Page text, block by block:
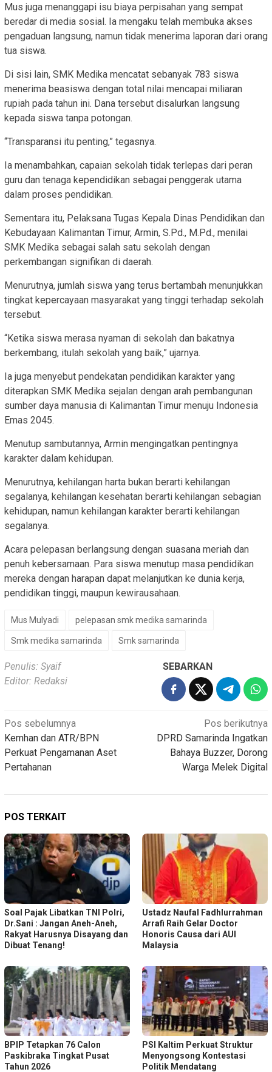
Mus juga menanggapi isu biaya perpisahan yang sempat
beredar di media sosial. Ia mengaku telah membuka akses
pengaduan langsung, namun tidak menerima laporan dari orang
tua siswa.
Di sisi lain, SMK Medika mencatat sebanyak 783 siswa
menerima beasiswa dengan total nilai mencapai miliaran
rupiah pada tahun ini. Dana tersebut disalurkan langsung
kepada siswa tanpa potongan.
“Transparansi itu penting,” tegasnya.
Ia menambahkan, capaian sekolah tidak terlepas dari peran
guru dan tenaga kependidikan sebagai penggerak utama
dalam proses pendidikan.
Sementara itu, Pelaksana Tugas Kepala Dinas Pendidikan dan
Kebudayaan Kalimantan Timur, Armin, S.Pd., M.Pd., menilai
SMK Medika sebagai salah satu sekolah dengan
perkembangan signifikan di daerah.
Menurutnya, jumlah siswa yang terus bertambah menunjukkan
tingkat kepercayaan masyarakat yang tinggi terhadap sekolah
tersebut.
“Ketika siswa merasa nyaman di sekolah dan bakatnya
berkembang, itulah sekolah yang baik,” ujarnya.
Ia juga menyebut pendekatan pendidikan karakter yang
diterapkan SMK Medika sejalan dengan arah pembangunan
sumber daya manusia di Kalimantan Timur menuju Indonesia
Emas 2045.
Menutup sambutannya, Armin mengingatkan pentingnya
karakter dalam kehidupan.
Menurutnya, kehilangan harta bukan berarti kehilangan
segalanya, kehilangan kesehatan berarti kehilangan sebagian
kehidupan, namun kehilangan karakter berarti kehilangan
segalanya.
Acara pelepasan berlangsung dengan suasana meriah dan
penuh kebersamaan. Para siswa menutup masa pendidikan
mereka dengan harapan dapat melanjutkan ke dunia kerja,
pendidikan tinggi, maupun kewirausahaan.
Mus Mulyadi pelepasan smk medika samarinda
Smk medika samarinda Smk samarinda
Penulis: Syaif
Editor: Redaksi
SEBARKAN
Navigasi
pos
Pos sebelumnya
Kemhan dan ATR/BPN
Perkuat Pengamanan Aset
Pertahanan
Pos berikutnya
DPRD Samarinda Ingatkan
Bahaya Buzzer, Dorong
Warga Melek Digital
POS TERKAIT
Soal Pajak Libatkan TNI Polri,
Dr.Sani : Jangan Aneh-Aneh,
Rakyat Harusnya Disayang dan
Dibuat Tenang!
Ustadz Naufal Fadhlurrahman
Arrafi Raih Gelar Doctor
Honoris Causa dari AUI
Malaysia
BPIP Tetapkan 76 Calon
Paskibraka Tingkat Pusat
Tahun 2026
PSI Kaltim Perkuat Struktur
Menyongsong Kontestasi
Politik Mendatang